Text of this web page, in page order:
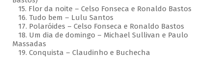
15. Flor da noite – Celso Fonseca e Ronaldo Bastos
16. Tudo bem – Lulu Santos
17. Polaróides – Celso Fonseca e Ronaldo Bastos
18. Um dia de domingo – Michael Sullivan e Paulo
Massadas
19. Conquista – Claudinho e Buchecha